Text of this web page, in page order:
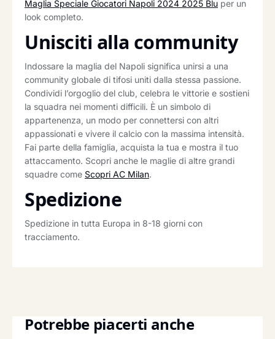
Maglia Speciale Giocatori Napoli 2024 2025 Blu per un
look completo.
Unisciti alla community
Indossare la maglia del Napoli significa unirsi a una
community globale di tifosi uniti dalla stessa passione.
Condividi l’orgoglio del club, celebra le vittorie e sostieni
la squadra nei momenti difficili. È un simbolo di
appartenenza, un modo per connettersi con altri
appassionati e vivere il calcio con la massima intensità.
Fai parte della famiglia, acquista la tua e mostra il tuo
attaccamento. Scopri anche le maglie di altre grandi
squadre come Scopri AC Milan.
Spedizione
Spedizione in tutta Europa in 8-18 giorni con
tracciamento.
Potrebbe piacerti anche